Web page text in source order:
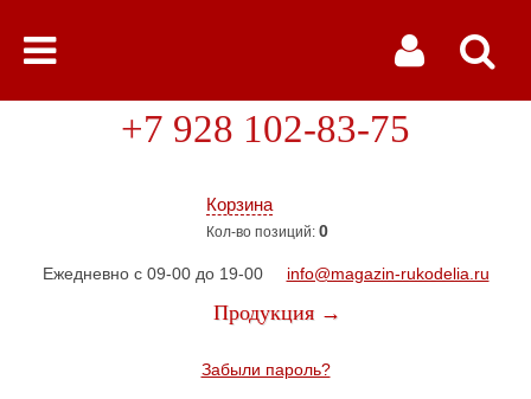
Корзина
Кол-во позиций: 0
+7 928 102-83-75
Ежедневно с 09-00 до 19-00 info@magazin-rukodelia.ru
Продукция →
Забыли пароль?